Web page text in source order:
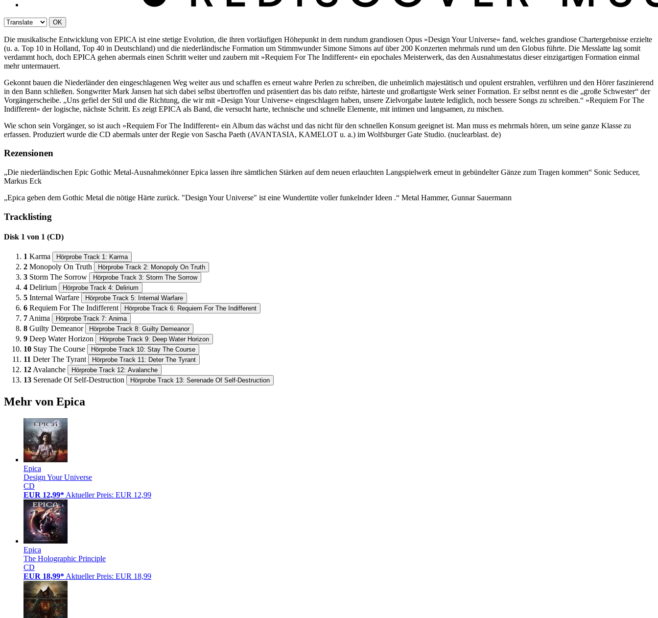
OK
Die musikalische Entwicklung von EPICA ist eine stetige Evolution, die ihren vorläufigen Höhepunkt in dem rundum grandiosen Opus »Design Your Universe« fand, welches grandiose Chartergebnisse erzielte
(u. a. Top 10 in Holland, Top 40 in Deutschland) und die niederländische Formation um Stimmwunder Simone Simons auf über 200 Konzerten mehrmals rund um den Globus führte. Die Messlatte lag somit
verdammt hoch, doch EPICA gehen abermals einen Schritt weiter und zaubern mit »Requiem For The Indifferent« ein epochales Meisterwerk, das den Ausnahmestatus dieser einzigartigen Formation einmal
mehr untermauert.
Gekonnt bauen die Niederländer den eingeschlagenen Weg weiter aus und schaffen es erneut wahre Perlen zu schreiben, die unheimlich majestätisch und opulent erstrahlen, verführen und den Hörer faszinierend
in den Bann schließen. Songwriter Mark Jansen hat sich dabei selbst übertroffen und präsentiert das bis dato reifste, härteste und großartigste Werk seiner Formation. Er selbst nennt es die „große Schwester“ der
Vorgängerscheibe. „Uns gefiel der Stil und die Richtung, die wir mit »Design Your Universe« eingeschlagen haben, unsere Zielvorgabe lautete lediglich, noch bessere Songs zu schreiben.“ »Requiem For The
Indifferent« der logische, nächste Schritt. Es zeigt EPICA als Band, die versucht harte, technische und schnelle Elemente, mit intimen und langsamen, zu mischen.
Wie schon sein Vorgänger, so ist auch »Requiem For The Indifferent« ein Album das wächst und das nicht für den schnellen Konsum geeignet ist. Man muss es mehrmals hören, um seine ganze Klasse zu
erfassen. Produziert wurde die CD abermals unter der Regie von Sascha Paeth (AVANTASIA, KAMELOT u. a.) im Wolfsburger Gate Studio. (nuclearblast. de)
Rezensionen
„Die niederländischen Epic Gothic Metal-Ausnahmekönner Epica lassen ihre sämtlichen Stärken auf dem neuen erlauchten Langspielwerk erneut in gebündelter Gänze zum Tragen kommen“ Sonic Seducer,
Markus Eck
„Epica geben dem Gothic Metal die nötige Härte zurück. "Design Your Universe" ist eine Wundertüte voller funkelnder Ideen .“ Metal Hammer, Gunnar Sauermann
Tracklisting
Disk 1 von 1 (CD)
1 Karma Hörprobe Track 1: Karma
2 Monopoly On Truth Hörprobe Track 2: Monopoly On Truth
3 Storm The Sorrow Hörprobe Track 3: Storm The Sorrow
4 Delirium Hörprobe Track 4: Delirium
5 Internal Warfare Hörprobe Track 5: Internal Warfare
6 Requiem For The Indifferent Hörprobe Track 6: Requiem For The Indifferent
7 Anima Hörprobe Track 7: Anima
8 Guilty Demeanor Hörprobe Track 8: Guilty Demeanor
9 Deep Water Horizon Hörprobe Track 9: Deep Water Horizon
10 Stay The Course Hörprobe Track 10: Stay The Course
11 Deter The Tyrant Hörprobe Track 11: Deter The Tyrant
12 Avalanche Hörprobe Track 12: Avalanche
13 Serenade Of Self-Destruction Hörprobe Track 13: Serenade Of Self-Destruction
Mehr von Epica
Epica
Design Your Universe
CD
EUR 12,99* Aktueller Preis: EUR 12,99
Epica
The Holographic Principle
CD
EUR 18,99* Aktueller Preis: EUR 18,99